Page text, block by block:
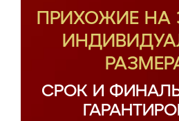
ПРИХОЖИЕ НА
СРОК И